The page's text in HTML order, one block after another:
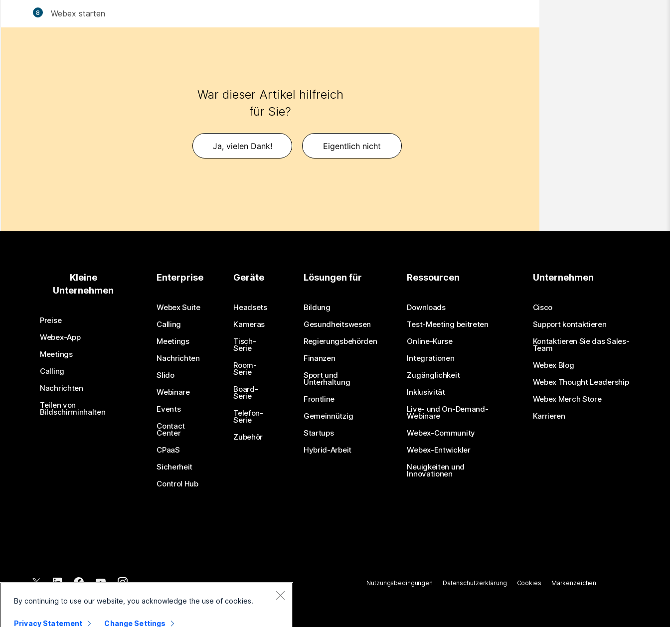
Webex starten
War dieser Artikel hilfreich
für Sie?
Ja, vielen Dank! Eigentlich nicht
Kleine
Unternehmen
Preise
Webex-App
Meetings
Calling
Nachrichten
Teilen von
Bildschirminhalten
Enterprise
Webex Suite
Calling
Meetings
Nachrichten
Slido
Webinare
Events
Contact
Center
CPaaS
Sicherheit
Control Hub
Geräte
Headsets
Kameras
Tisch-
Serie
Room-
Serie
Board-
Serie
Telefon-
Serie
Zubehör
Lösungen für
Bildung
Gesundheitswesen
Regierungsbehörden
Finanzen
Sport und
Unterhaltung
Frontline
Gemeinnützig
Startups
Hybrid-Arbeit
Ressourcen
Downloads
Test-Meeting beitreten
Online-Kurse
Integrationen
Zugänglichkeit
Inklusivität
Live- und On-Demand-
Webinare
Webex-Community
Webex-Entwickler
Neuigkeiten und
Innovationen
Unternehmen
Cisco
Support kontaktieren
Kontaktieren Sie das Sales-
Team
Webex Blog
Webex Thought Leadership
Webex Merch Store
Karrieren
2026 Cisco und/oder Partnerunternehmen. Alle Rechte vorbehalten.
Nutzungsbedingungen Datenschutzerklärung Cookies Markenzeichen
By continuing to use our website, you acknowledge the use of cookies.
Privacy Statement Change Settings